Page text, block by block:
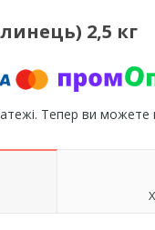
2,5 кг
Тепер ви